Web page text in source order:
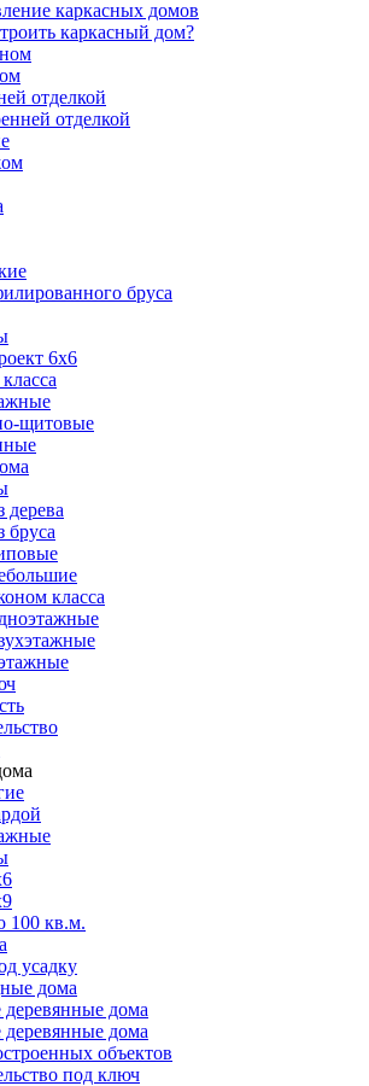
каркасных домов
каркасный дом?
отделкой
отделкой
бруса
6х6
щитовые
дерева
бруса
класса
100 кв.м.
усадку
дома
дома
дома
объектов
под ключ